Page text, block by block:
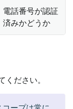
電話番号が認証
済みかどうか
ください。